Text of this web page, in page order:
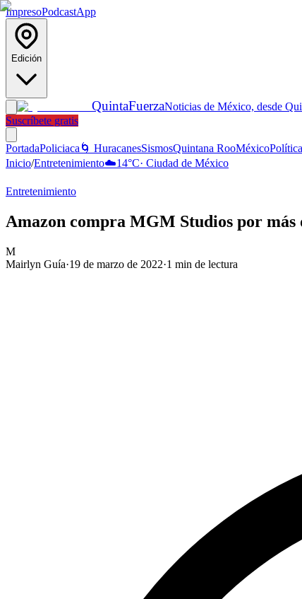
ImpresoPodcastApp
Edición
QuintaFuerzaNoticias de México, desde
Suscríbete gratis
PortadaPoliciaca 🌀 HuracanesSismosQuintana RooMéxicoPolítica
Inicio/Entretenimiento☁️14°C· Ciudad de México
Entretenimiento
Amazon compra MGM Studios por más
M
Mairlyn Guía·19 de marzo de 2022·1 min de lectura